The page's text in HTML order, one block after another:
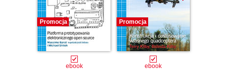
Promocja
ebook
Promocja
ebook